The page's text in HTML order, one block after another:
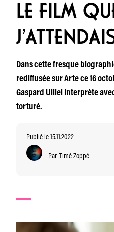
LE FILM
Dans cette fresque
rediffusée sur Arte ce 16
Gaspard Ulliel interprète
torturé.
Publié le 15.11.2022
Par Timé Zoppé